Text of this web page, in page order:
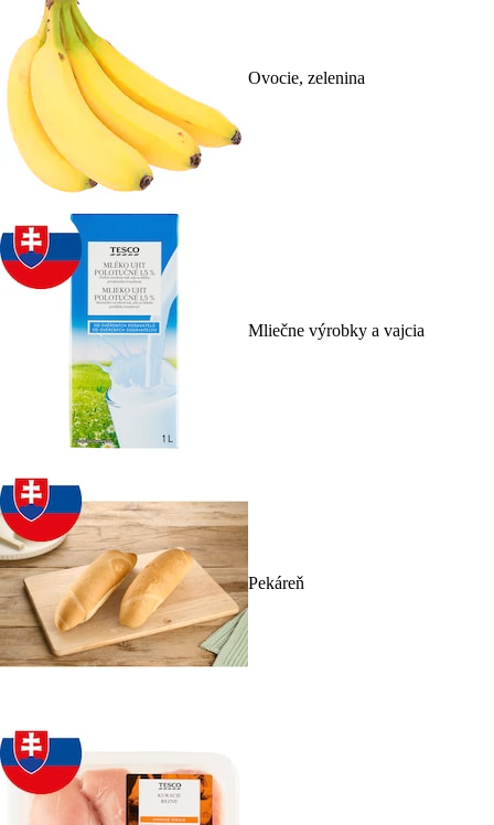
Ovocie, zelenina
Mliečne výrobky a vajcia
Pekáreň